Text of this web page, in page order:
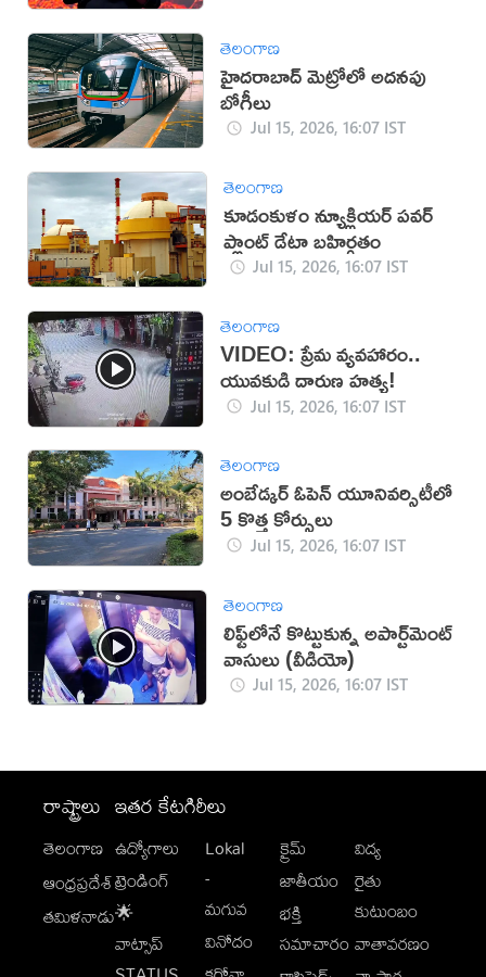
తెలంగాణ
హైదరాబాద్ మెట్రోలో అదనపు
బోగీలు
Jul 15, 2026, 16:07 IST
తెలంగాణ
కూడంకుళం న్యూక్లియర్ పవర్
ప్లాంట్ డేటా బహిర్గతం
Jul 15, 2026, 16:07 IST
తెలంగాణ
VIDEO: ప్రేమ వ్యవహారం..
యువకుడి దారుణ హత్య!
Jul 15, 2026, 16:07 IST
తెలంగాణ
అంబేడ్కర్‌ ఓపెన్‌ యూనివర్సిటీలో
5 కొత్త కోర్సులు
Jul 15, 2026, 16:07 IST
తెలంగాణ
లిఫ్ట్‌లోనే కొట్టుకున్న అపార్ట్‌మెంట్
వాసులు (వీడియో)
Jul 15, 2026, 16:07 IST
రాష్ట్రాలు
తెలంగాణ
ఆంధ్రప్రదేశ్
తమిళనాడు
ఇతర కేటగిరీలు
ఉద్యోగాలు
ట్రెండింగ్
🌟
వాట్సాప్
Lokal
-
మగువ
వినోదం
క్రైమ్
జాతీయం
భక్తి
సమాచారం
విద్య
రైతు
కుటుంబం
వాతావరణం